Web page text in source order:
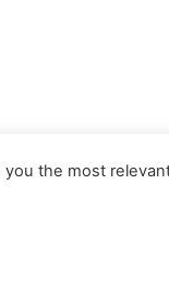
the most